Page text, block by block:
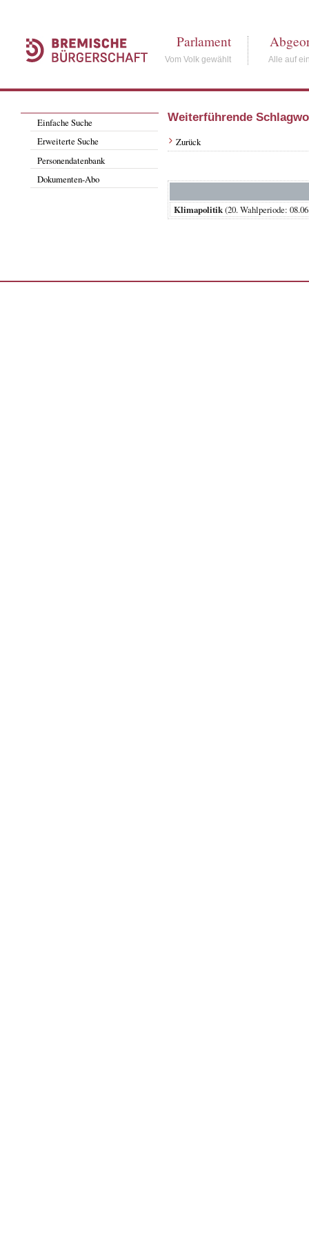
Parlament
Vom Volk gewählt Alle auf
Einfache Suche
Erweiterte Suche
Personendatenbank
Dokumenten-Abo
Weiterführende
Zurück
Klimapolitik(20. Wahlperiode: